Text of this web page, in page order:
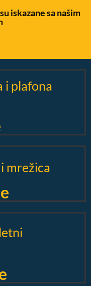
iskazane sa našim
i plafona
mrežica